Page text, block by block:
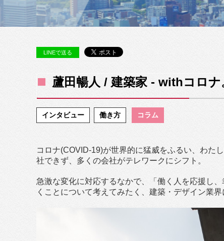
LINEで送る
蘆田暢人 / 建築家 - withコロ
インタビュー 働き方 コラム
コロナ(COVID-19)が世界的に猛威をふるい、わた
社できず、多くの会社がテレワークにシフト。
急激な変化に対応するなかで、「働く人を応援し
くことについて考えてみたく、建築・デザイン業